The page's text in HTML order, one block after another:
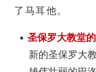
了马耳他。
• 圣保罗大教堂
新的圣保罗大